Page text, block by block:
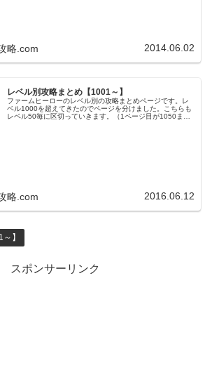
略.com 2014.06.02
レベル別攻略まとめ【1001～】
ファームヒーローのレベル別の攻略まとめページです。レ
ベル1000を超えてきたのでページを分けました。こちらも
レベル50毎に区切っていきます。（1ページ目が1050ま
略.com 2016.06.12
】
スポンサーリンク